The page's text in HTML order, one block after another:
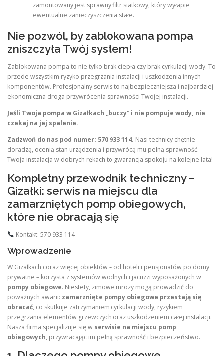
zamontowany jest sprawny filtr siatkowy, który wyłapie
ewentualne zanieczyszczenia stałe.
Nie pozwól, by zablokowana pompa
zniszczyła Twój system!
Zablokowana pompa to nie tylko brak ciepła czy brak cyrkulacji wody. To
przede wszystkim ryzyko przegrzania instalacji i uszkodzenia innych
komponentów. Profesjonalny serwis to najbezpieczniejsza i najbardziej
ekonomiczna droga przywrócenia sprawności Twojej instalacji.
Jeśli Twoja pompa w Gizałkach „buczy” i nie pompuje wody, nie
czekaj na jej spalenie.
Zadzwoń do nas pod numer: 570 933 114. Nasi technicy chętnie
doradzą, ocenią stan urządzenia i przywrócą mu pełną sprawność.
Twoja instalacja w dobrych rękach to gwarancja spokoju na kolejne lata!
Kompletny przewodnik techniczny –
Gizałki: serwis na miejscu dla
zamarzniętych pomp obiegowych,
które nie obracają się
Kontakt: 570 933 114
Wprowadzenie
W Gizałkach coraz więcej obiektów – od hoteli i pensjonatów po domy
prywatne – korzysta z systemów wodnych i jacuzzi wyposażonych w
pompy obiegowe. Niestety, zimowe mrozy mogą prowadzić do
poważnych awarii: zamarznięte pompy obiegowe przestają się
obracać, co skutkuje zatrzymaniem cyrkulacji wody, ryzykiem
przegrzania elementów grzewczych oraz uszkodzeniem całej instalacji.
Nasza firma specjalizuje się w serwisie na miejscu pomp
obiegowych, przywracając im pełną sprawność i bezpieczeństwo.